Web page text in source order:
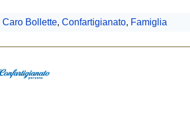
Caro Bollette, Confartigianato, Famiglia